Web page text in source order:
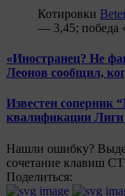
Котировки
— 3,45; победа
«Иностранец? Не
Леонов сообщил,
Известен соперник
квалификации
Нашли ошибку?
сочетание клавиш
Поделиться: